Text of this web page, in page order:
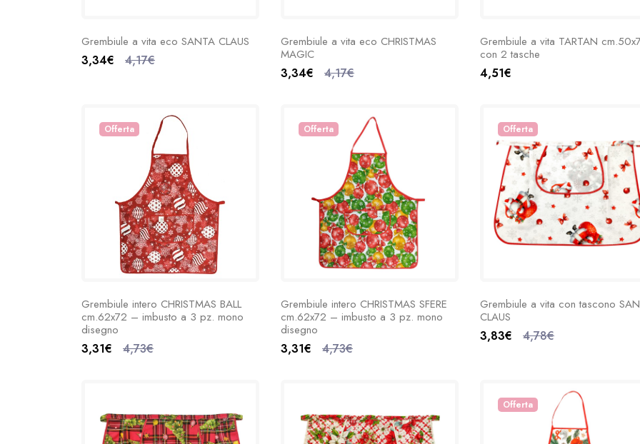
Grembiule a vita eco SANTA CLAUS
3,34€ 4,17€
Grembiule a vita eco CHRISTMAS
MAGIC
3,34€ 4,17€
Grembiule a vita TARTAN
con 2 tasche
4,51€
Offerta
Grembiule intero CHRISTMAS BALL
cm.62x72 – imbusto a 3 pz. mono
disegno
3,31€ 4,73€
Offerta
Grembiule intero CHRISTMAS SFERE
cm.62x72 – imbusto a 3 pz. mono
disegno
3,31€ 4,73€
Offerta
Grembiule a vita con tascono
CLAUS
3,83€ 4,78€
Offerta